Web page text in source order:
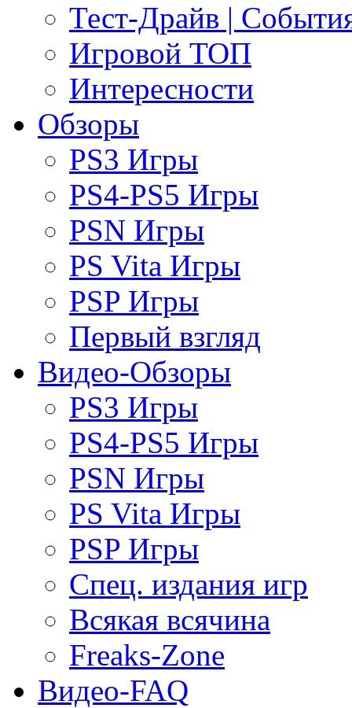
Тест-Драйв |
Игровой ТОП
Интересности
Обзоры
PS3 Игры
PS4-PS5 Игры
PSN Игры
PS Vita Игры
PSP Игры
Первый взгляд
Видео-Обзоры
PS3 Игры
PS4-PS5 Игры
PSN Игры
PS Vita Игры
PSP Игры
Спец. издания игр
Всякая всячина
Freaks-Zone
Видео-FAQ